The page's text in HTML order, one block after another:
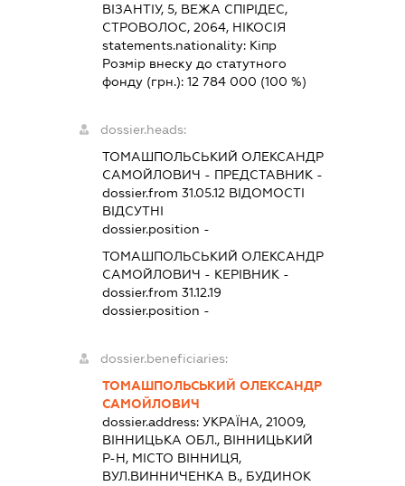
ВІЗАНТІУ, 5, ВЕЖА СПІРІДЕС,
СТРОВОЛОС, 2064, НІКОСІЯ
statements.nationality: Кіпр
Розмір внеску до статутного
фонду (грн.):12 784 000 (100 %)
dossier.heads:
ТОМАШПОЛЬСЬКИЙ ОЛЕКСАНДР
САМОЙЛОВИЧ - ПРЕДСТАВНИК -
dossier.from 31.05.12 ВІДОМОСТІ
ВІДСУТНІ
dossier.position -
ТОМАШПОЛЬСЬКИЙ ОЛЕКСАНДР
САМОЙЛОВИЧ - КЕРІВНИК -
dossier.from 31.12.19
dossier.position -
dossier.beneficiaries:
ТОМАШПОЛЬСЬКИЙ ОЛЕКСАНДР
САМОЙЛОВИЧ
dossier.address:УКРАЇНА, 21009,
ВІННИЦЬКА ОБЛ., ВІННИЦЬКИЙ
Р-Н, МІСТО ВІННИЦЯ,
ВУЛ.ВИННИЧЕНКА В., БУДИНОК